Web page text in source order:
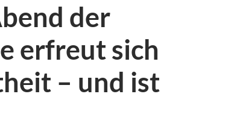
der
erfreut sich
– und ist